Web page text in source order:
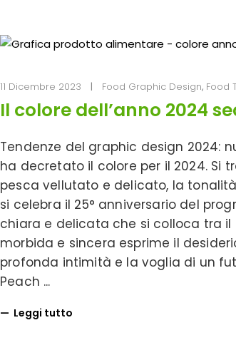
11 Dicembre 2023 Food Graphic Design, Food
Il colore dell’anno 2024
Tendenze del graphic design 2024:
ha decretato il colore per il 2024. Si
pesca vellutato e delicato, la
si celebra il 25° anniversario del
chiara e delicata che si colloca tra il
morbida e sincera esprime il
profonda intimità e la voglia di un
Peach
Leggi tutto